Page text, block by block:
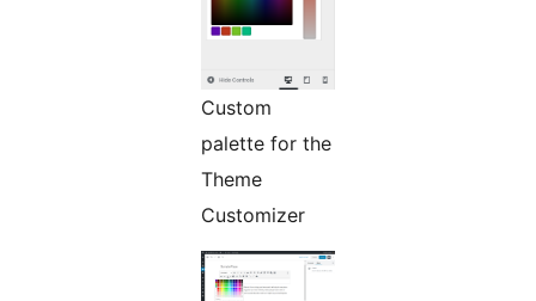
Custom
palette for the
Theme
Customizer